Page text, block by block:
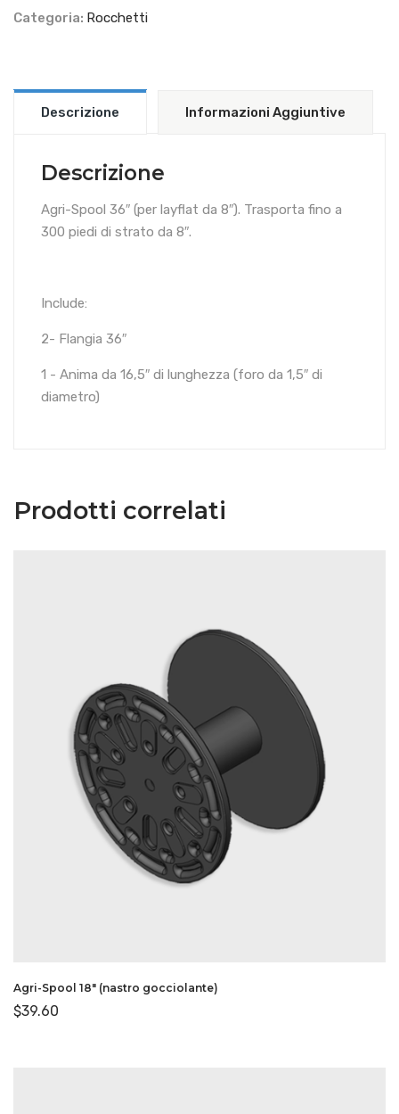
Categoria: Rocchetti
Descrizione Informazioni Aggiuntive
Descrizione
Agri-Spool 36″ (per layflat da 8″). Trasporta fino a
300 piedi di strato da 8″.
Include:
2- Flangia 36″
1 - Anima da 16,5″ di lunghezza (foro da 1,5″ di
diametro)
Prodotti correlati
Agri-Spool 18″ (nastro gocciolante)
$39.60